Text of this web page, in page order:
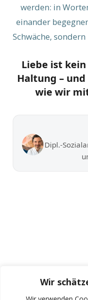
Wir
werden: in
einander
Schwäche,
Liebe ist
Haltung –
wie wir
Dipl.-